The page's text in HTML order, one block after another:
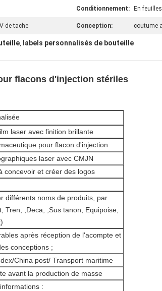
Conditionnement: En
de tache Conception: coutume
, labels personnalisés de bouteille
flacons d'injection stériles
laser avec finition brillante
pour flacon d'injection
laser avec CMJN
concevoir et créer des logos
différents noms de produits, par
Tren, ,Deca, ,Sus tanon, Equipoise,
après réception de l'acompte et
conceptions ;
China post/ Transport maritime
avant la production de masse
: